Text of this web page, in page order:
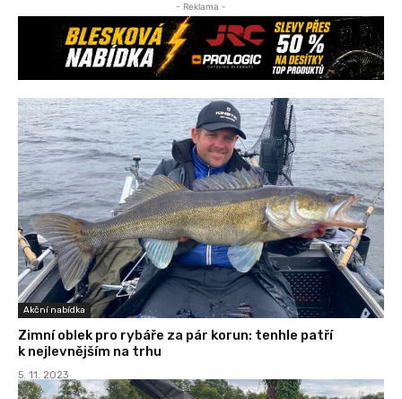
- Reklama -
Akční nabídka
Zimní oblek pro rybáře za pár korun: tenhle patří
k nejlevnějším na trhu
5. 11. 2023